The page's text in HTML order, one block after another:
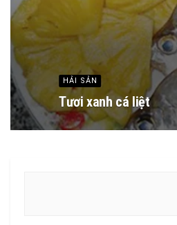
HẢI SẢN
Tươi xanh cá liệt